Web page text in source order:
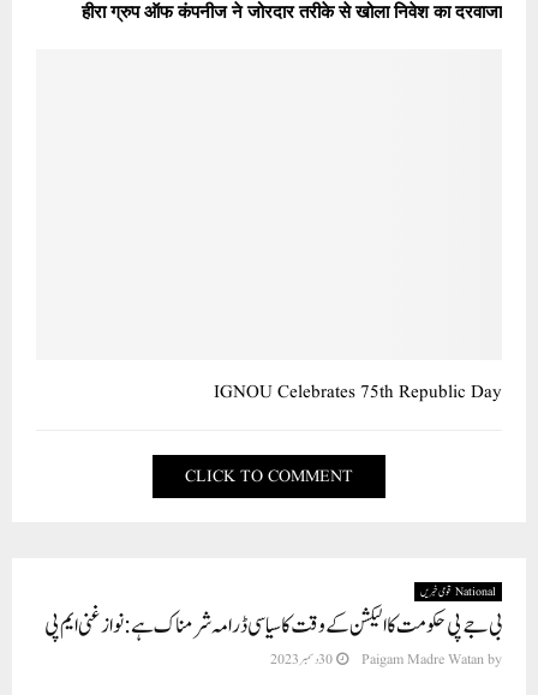
हीरा ग्रुप ऑफ कंपनीज ने जोरदार तरीके से खोला निवेश का दरवाजा
IGNOU Celebrates 75th Republic Day
CLICK TO COMMENT
National قومی خبریں
بی جے پی حکومت کا الیکشن کے وقت کا سیاسی ڈرامہ شرمناک ہے: نواز غنی ایم پی
by
Paigam Madre Watan 30 دسمبر 2023